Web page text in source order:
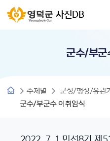
사진DB
군수/부군
주제별 군정/행정/유관
군수/부군수 이취임식